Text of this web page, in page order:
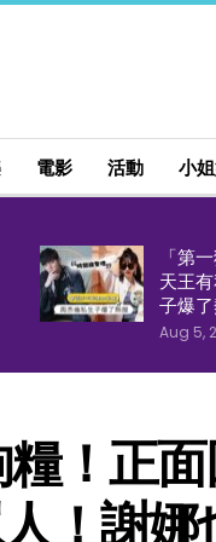
電影 活動 小
「第
天王
子爆
Aug 5,
！正
！謝娜